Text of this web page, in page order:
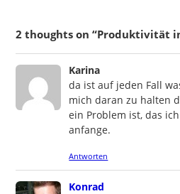
2 thoughts on “Produktivität
Karina
da ist auf jeden Fall
mich daran zu halten
ein Problem ist, das
anfange.
Antworten
Konrad